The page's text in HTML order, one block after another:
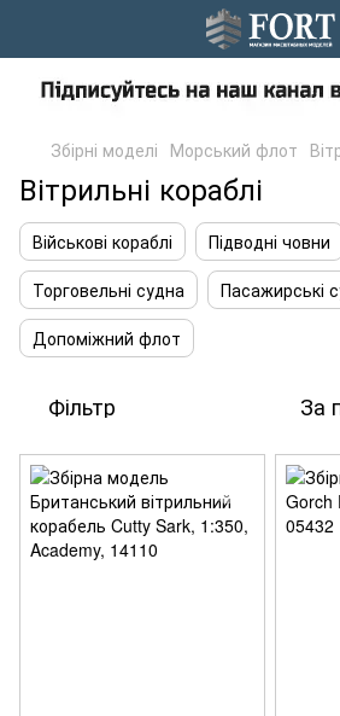
Збірні моделі Морський флот
Вітрильні кораблі
Військові кораблі Підводні човни
Торговельні судна
Пасажирські
Допоміжний флот
Фільтр За